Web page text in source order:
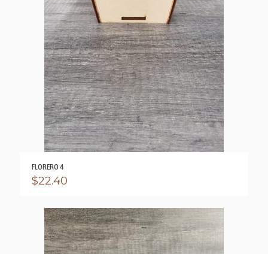
FLORERO 4
$22.40